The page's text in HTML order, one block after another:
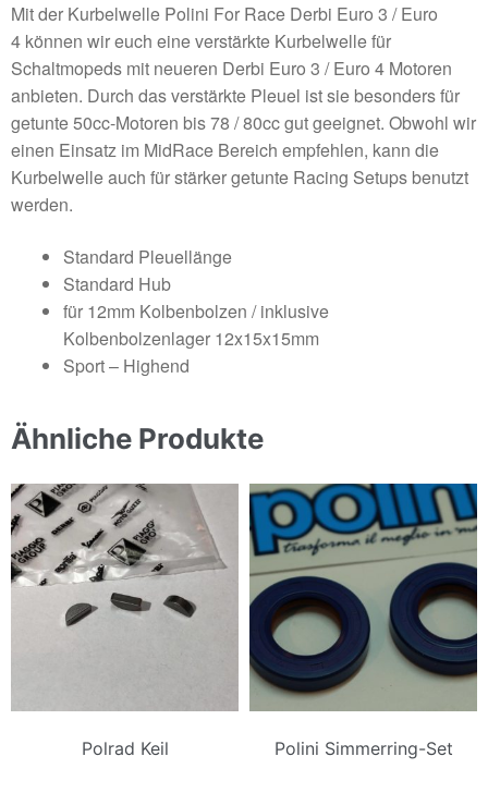
Mit der Kurbelwelle Polini For Race Derbi Euro 3 / Euro
4 können wir euch eine verstärkte Kurbelwelle für
Schaltmopeds mit neueren Derbi Euro 3 / Euro 4 Motoren
anbieten. Durch das verstärkte Pleuel ist sie besonders für
getunte 50cc-Motoren bis 78 / 80cc gut geeignet. Obwohl wir
einen Einsatz im MidRace Bereich empfehlen, kann die
Kurbelwelle auch für stärker getunte Racing Setups benutzt
werden.
Standard Pleuellänge
Standard Hub
für 12mm Kolbenbolzen / inklusive
Kolbenbolzenlager 12x15x15mm
Sport – Highend
Ähnliche Produkte
Polrad Keil Polini Simmerring-Set